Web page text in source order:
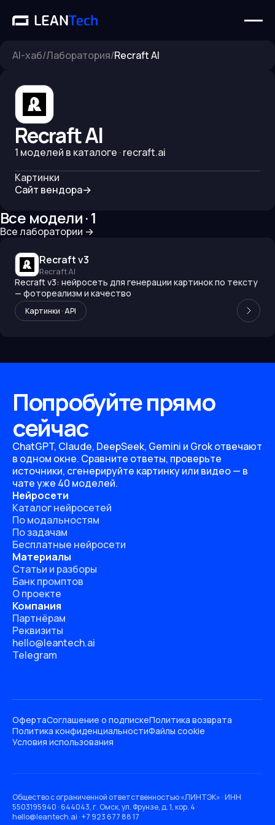
AI-хаб/Лаборатория/Recraft AI
Recraft AI
1 моделей в каталоге · recraft.ai
Картинки
Сайт вендора→
Все модели ·1
Все лаборатории →
Recraft v3
Recraft AI
Recraft v3: нейросеть для генерации картинок по тексту
— фотореализм и качество
Картинки · API
Попробуйте прямо
сейчас
ChatGPT, Claude, DeepSeek, Gemini и Grok отвечают
в одном окне. Сравните ответы, проверьте
источники, сгенерируйте картинку или видео — в
чате уже 40 моделей.
Нейросети
Каталог нейросетей
По модальностям
По задачам
Бесплатные нейросети
Материалы
Статьи и разборы
Банк промптов
О проекте
Компания
Партнёрам
Реквизиты
hello@leantech.ai
Telegram
ОфертаСоглашение о подпискеПолитика возврата
Политика конфиденциальностиФайлы cookie
Условия использования
Общество с ограниченной ответственностью «ЛИНТЭК» · ИНН
5503195940 · 644043, г. Омск, ул. Фрунзе, д. 1, кор. 4 ·
hello@leantech.ai · +7 923 677 88 17